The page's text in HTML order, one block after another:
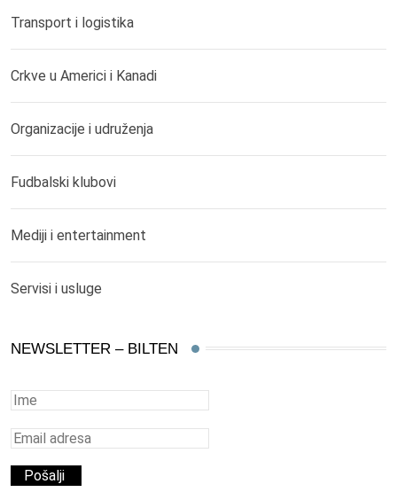
Transport i logistika
Crkve u Americi i Kanadi
Organizacije i udruženja
Fudbalski klubovi
Mediji i entertainment
Servisi i usluge
NEWSLETTER – BILTEN